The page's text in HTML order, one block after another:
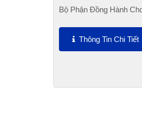
Bộ Phận Đồng Hành
Loại Ăng-Ten Đa Dạng
Thông Tin Chi Tiết